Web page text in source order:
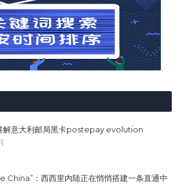
解意大利邮局黑卡postepay evolution
China”：西西里内陆正在悄悄搭建一条直通中